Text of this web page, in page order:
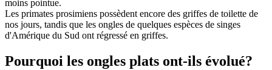
moins pointue.
Les primates prosimiens possèdent encore des griffes de toilette de
nos jours, tandis que les ongles de quelques espèces de singes
d'Amérique du Sud ont régressé en griffes.
Pourquoi les ongles plats ont-ils évolué?